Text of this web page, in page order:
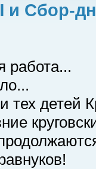
Сбор-
работа...
тех детей